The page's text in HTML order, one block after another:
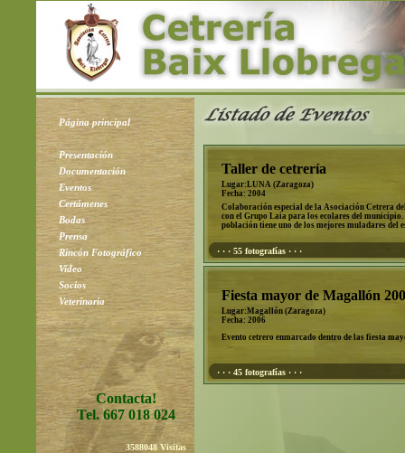
Página principal
Presentación
Documentación
Eventos
Certámenes
Bodas
Prensa
Rincón Fotográfico
Video
Socios
Veterinaria
Contacta!
Tel. 667 018 024
3588048Visitas
Taller de cetrería
Lugar:LUNA (Zaragoza)
Fecha: 2004
Colaboración especial de la Asociación Cetrera
con el Grupo Laia para los ecolares del municipio.
población tiene uno de los mejores muladares del
· · · 55 fotografías · · ·
Fiesta mayor de Magallón
Lugar:Magallón (Zaragoza)
Fecha: 2006
Evento cetrero enmarcado dentro de las fiesta
· · · 45 fotografías · · ·